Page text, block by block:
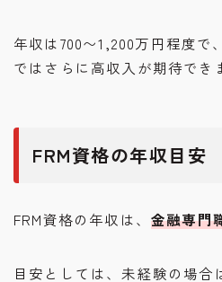
年収は700〜1,200万円程度で
ではさらに高収入が期待でき
FRM資格の年収目安
FRM資格の年収は、 金融専門
目安としては、未経験の場合